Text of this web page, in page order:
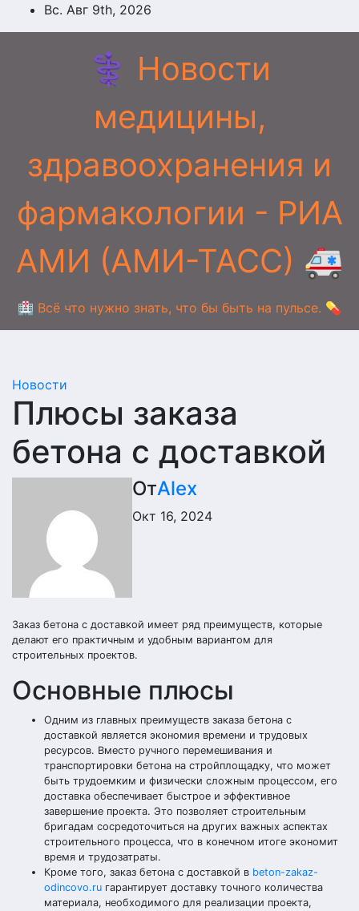
Перейти
к
Вс. Авг 9th, 2026
⚕️ Новости
медицины,
здравоохранения и
фармакологии - РИА
АМИ (АМИ-ТАСС) 🚑
🏥 Всё что нужно знать, что бы быть на пульсе. 💊
Новости
Плюсы заказа
бетона с доставкой
ОтAlex
Окт 16, 2024
Заказ бетона с доставкой имеет ряд преимуществ, которые
делают его практичным и удобным вариантом для
строительных проектов.
Основные плюсы
Одним из главных преимуществ заказа бетона с
доставкой является экономия времени и трудовых
ресурсов. Вместо ручного перемешивания и
транспортировки бетона на стройплощадку, что может
быть трудоемким и физически сложным процессом, его
доставка обеспечивает быстрое и эффективное
завершение проекта. Это позволяет строительным
бригадам сосредоточиться на других важных аспектах
строительного процесса, что в конечном итоге экономит
время и трудозатраты.
Кроме того, заказ бетона с доставкой в beton-zakaz-
odincovo.ru гарантирует доставку точного количества
материала, необходимого для реализации проекта,